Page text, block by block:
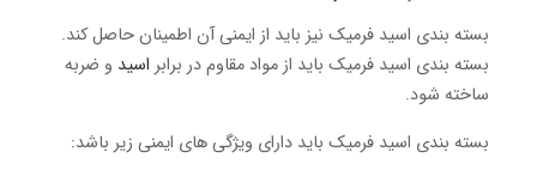
بسته بندی اسید فرمیک نیز باید از ایمنی آن اطمینان حاصل کند.
بسته بندی اسید فرمیک باید از مواد مقاوم در برابر اسید و ضربه
ساخته شود.
بسته بندی اسید فرمیک باید دارای ویژگی های ایمنی زیر باشد: